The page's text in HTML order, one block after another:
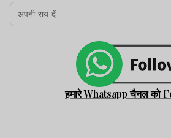
हमारे Whatsapp चैनल को